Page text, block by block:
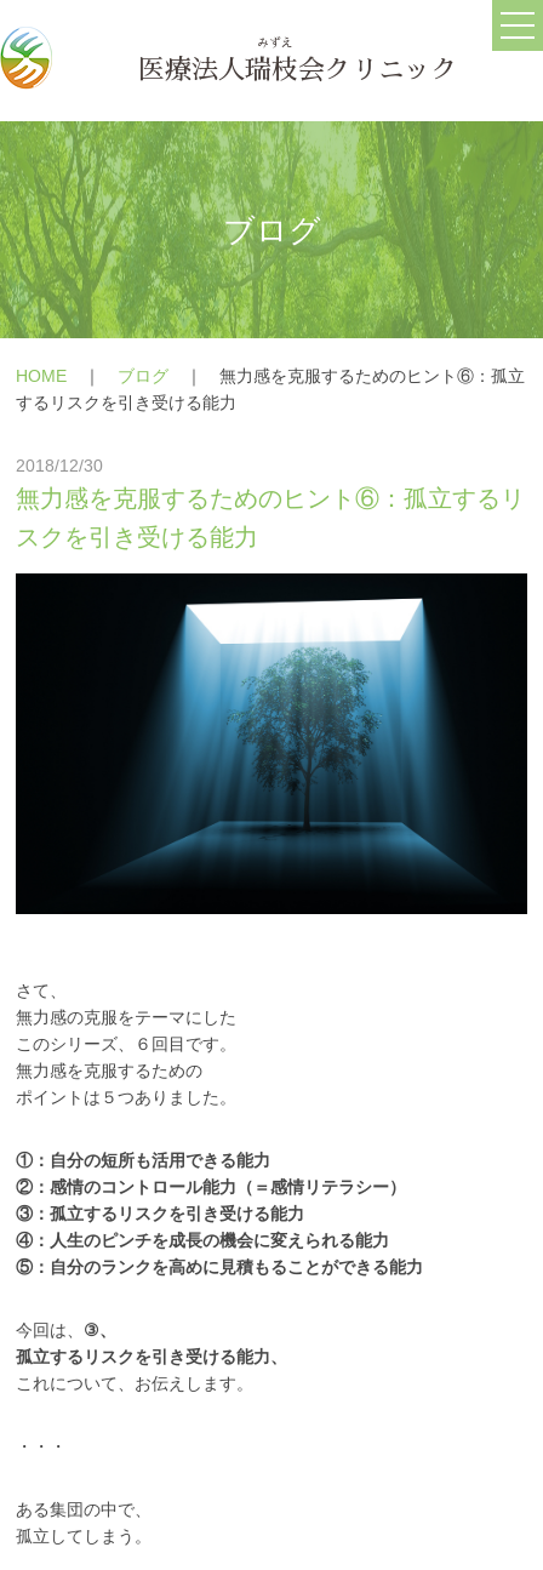
医療法人瑞枝会クリニック
ホーム
医院情報
ブログ
求人情報
うつ病
躁うつ病
ADHD)
PTSD
メールフォーム
よくある質問
障害年金の相談
ブログ
HOME ｜ ブログ ｜無力感を克服するためのヒント⑥：孤立
するリスクを引き受ける能力
2018/12/30
無力感を克服するためのヒント⑥：孤立するリ
スクを引き受ける能力
さて、
無力感の克服をテーマにした
このシリーズ、６回目です。
無力感を克服するための
ポイントは５つありました。
①：自分の短所も活用できる能力
②：感情のコントロール能力（＝感情リテラシー）
③：孤立するリスクを引き受ける能力
④：人生のピンチを成長の機会に変えられる能力
⑤：自分のランクを高めに見積もることができる能力
今回は、 ③、
孤立するリスクを引き受ける能力、
これについて、お伝えします。
・・・
ある集団の中で、
孤立してしまう。